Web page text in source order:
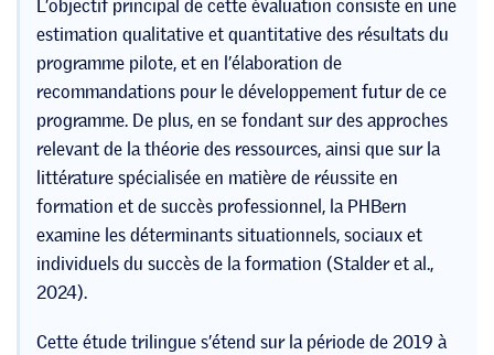
L’objectif principal de cette évaluation consiste en une
estimation qualitative et quantitative des résultats du
programme pilote, et en l’élaboration de
recommandations pour le développement futur de ce
programme. De plus, en se fondant sur des approches
relevant de la théorie des ressources, ainsi que sur la
littérature spécialisée en matière de réussite en
formation et de succès professionnel, la PHBern
examine les déterminants situationnels, sociaux et
individuels du succès de la formation (Stalder et al.,
2024).
Cette étude trilingue s’étend sur la période de 2019 à